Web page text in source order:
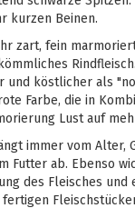
kurzen Beinen.
zart, fein
und köstlicher als
Farbe, die in
Lust auf
immer vom Alter,
Futter ab. Ebenso
des Fleisches und